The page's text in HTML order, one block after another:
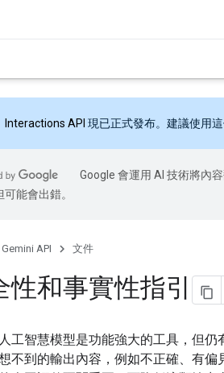
Interactions API 現已正式發布。建議使用
Google 會運用 AI 技術將內
能會出錯。
Gemini API 文件
性和事實性指引
工智慧模型是功能強大的工具，但
不到的輸出內容，例如不正確、有